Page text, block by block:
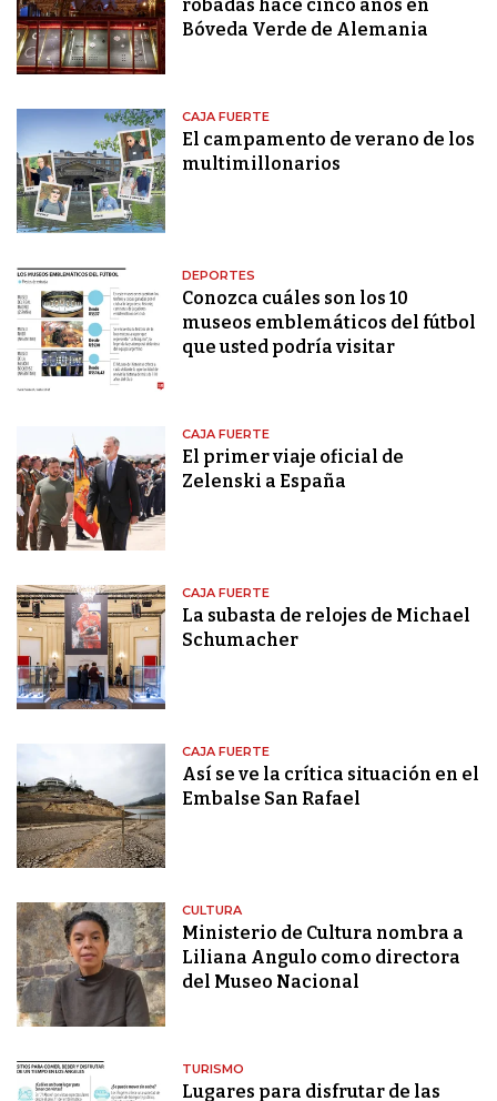
robadas hace cinco años en
Bóveda Verde de Alemania
CAJA FUERTE
El campamento de verano de los
multimillonarios
DEPORTES
Conozca cuáles son los 10
museos emblemáticos del fútbol
que usted podría visitar
CAJA FUERTE
El primer viaje oficial de
Zelenski a España
CAJA FUERTE
La subasta de relojes de Michael
Schumacher
CAJA FUERTE
Así se ve la crítica situación en el
Embalse San Rafael
CULTURA
Ministerio de Cultura nombra a
Liliana Angulo como directora
del Museo Nacional
TURISMO
Lugares para disfrutar de las